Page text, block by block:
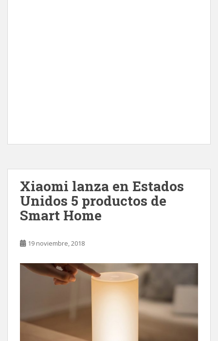
Xiaomi lanza en Estados
Unidos 5 productos de
Smart Home
19 noviembre, 2018